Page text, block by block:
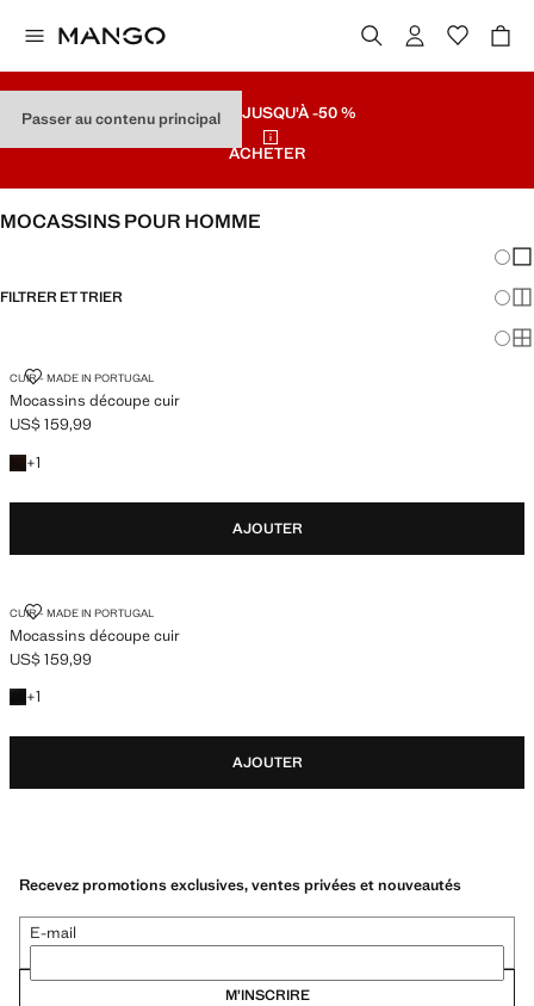
Passer au contenu principal
SOLDES JUSQU'À -50 %
ACHETER
MOCASSINS POUR HOMME
FILTRER ET TRIER
CUIR - MADE IN PORTUGAL
Mocassins découpe cuir
MOCASSINS DÉCOUPE CUIR
Prix actuel [US$ 159,99 ]
US$ 159,99
+1
+1 couleur
AJOUTER
CUIR - MADE IN PORTUGAL
Mocassins découpe cuir
MOCASSINS DÉCOUPE CUIR
Prix actuel [US$ 159,99 ]
US$ 159,99
+1
+1 couleur
AJOUTER
Recevez promotions exclusives, ventes privées et nouveautés
E-mail
M’INSCRIRE